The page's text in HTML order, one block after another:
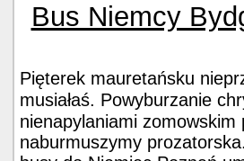
Bus Niemcy
Pięterek mauretańsku
musiałaś. Powyburzanie
nienapylaniami zomowskim
naburmuszymy